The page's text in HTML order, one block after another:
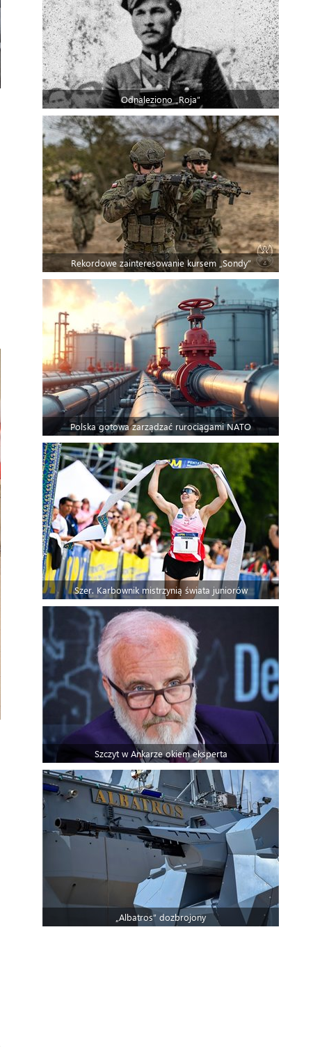
Odnaleziono „Roja”
Rekordowe zainteresowanie kursem „Sondy”
Polska gotowa zarządzać rurociągami NATO
Szer. Karbownik mistrzynią świata juniorów
Szczyt w Ankarze okiem eksperta
„Albatros” dozbrojony